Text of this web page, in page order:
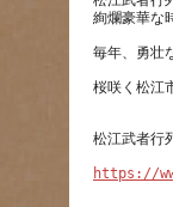
https://